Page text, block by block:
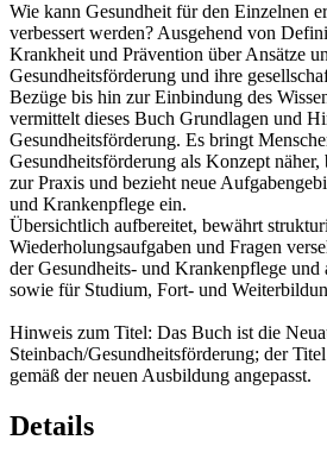
Wie kann Gesundheit für den Einzelnen
verbessert werden? Ausgehend von
Krankheit und Prävention über Ansätze
Gesundheitsförderung und ihre
Bezüge bis hin zur Einbindung des
vermittelt dieses Buch Grundlagen und
Gesundheitsförderung. Es bringt
Gesundheitsförderung als Konzept
zur Praxis und bezieht neue
und Krankenpflege ein.
Übersichtlich aufbereitet, bewährt
Wiederholungsaufgaben und Fragen
der Gesundheits- und Krankenpflege und
sowie für Studium, Fort- und
Hinweis zum Titel: Das Buch ist die
Steinbach/Gesundheitsförderung; der
gemäß der neuen Ausbildung angepasst.
Details